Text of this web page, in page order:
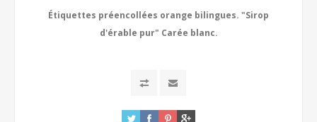
Étiquettes préencollées orange bilingues. "Sirop
d'érable pur" Carée blanc.